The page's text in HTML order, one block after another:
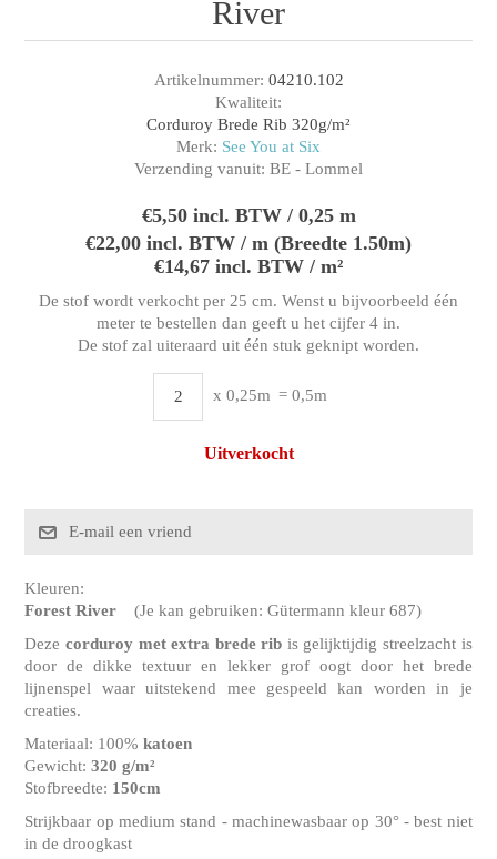
River
Artikelnummer: 04210.102
Kwaliteit:
Corduroy Brede Rib 320g/m²
Merk: See You at Six
Verzending vanuit: BE - Lommel
€5,50 incl. BTW / 0,25 m
€22,00 incl. BTW / m (Breedte 1.50m)
€14,67 incl. BTW / m²
De stof wordt verkocht per 25 cm. Wenst u bijvoorbeeld één
meter te bestellen dan geeft u het cijfer 4 in.
De stof zal uiteraard uit één stuk geknipt worden.
x 0,25m = 0,5m
Uitverkocht
Kleuren:
Forest River (Je kan gebruiken: Gütermann kleur 687)
Deze corduroy met extra brede rib is gelijktijdig streelzacht is
door de dikke textuur en lekker grof oogt door het brede
lijnenspel waar uitstekend mee gespeeld kan worden in je
creaties.
Materiaal: 100%katoen
Gewicht:320 g/m²
Stofbreedte: 150cm
Strijkbaar op medium stand - machinewasbaar op 30° - best niet
in de droogkast